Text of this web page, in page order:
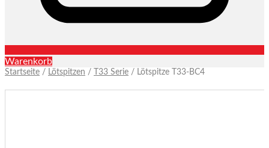
Warenkorb
Startseite / Lötspitzen / T33 Serie / Lötspitze T33-BC4